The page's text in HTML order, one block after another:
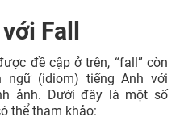
Fall
đề cập ở trên, “fall” còn
ngữ (idiom) tiếng Anh với
ảnh. Dưới đây là một số
thể tham khảo: